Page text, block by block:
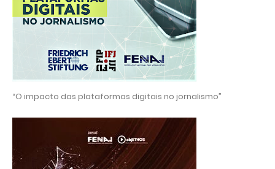
“O impacto das plataformas digitais no jornalismo”